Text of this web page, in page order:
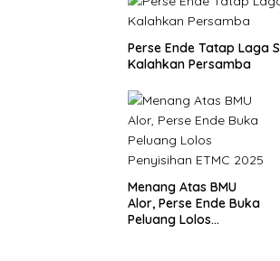
Perse Ende Tatap Laga
Kalahkan Persamba
Menang Atas BMU
Alor, Perse Ende Buka
Peluang Lolos